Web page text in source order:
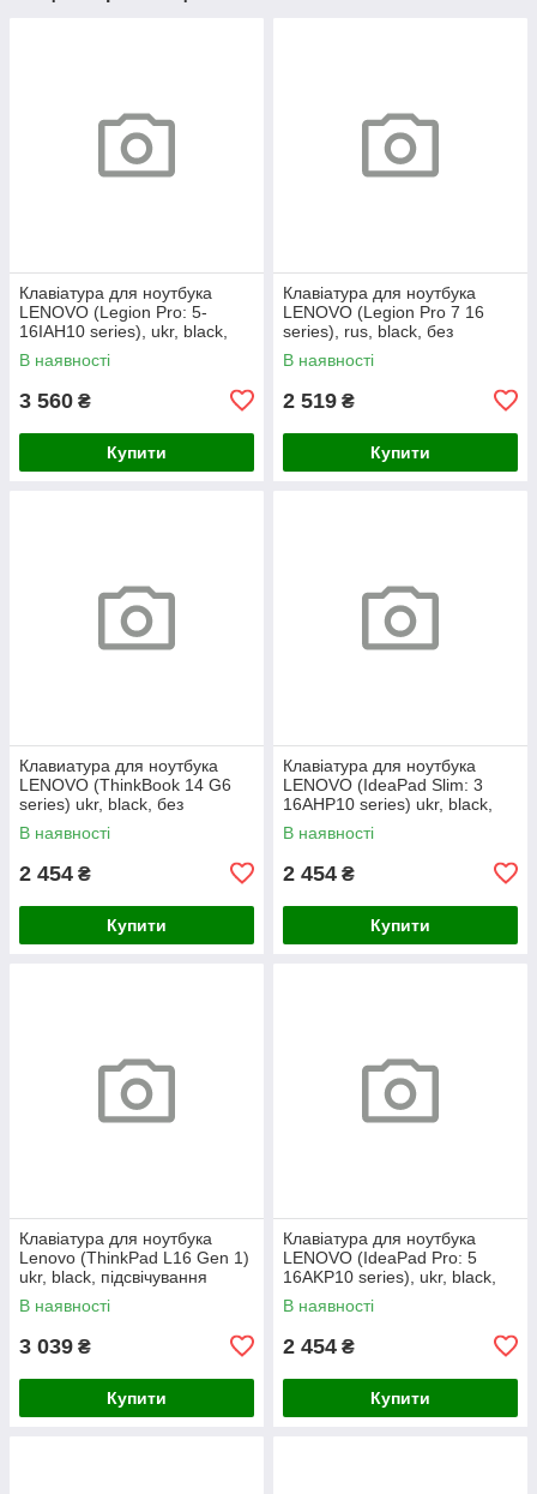
Клавіатура для ноутбука
LENOVO (Legion Pro: 5-
16IAH10 series), ukr, black,
без кадру, підсвічування
клавіш (RGB)
В наявності
3 560 ₴
Купити
Клавіатура для ноутбука
LENOVO (Legion Pro 7 16
series), rus, black, без
фрейма, підсвічування
клавіш (copilot)
В наявності
2 519 ₴
Купити
Клавиатура для ноутбука
LENOVO (ThinkBook 14 G6
series) ukr, black, без
фрейма, подсветка клавиш
(copilot)
В наявності
2 454 ₴
Купити
Клавіатура для ноутбука
LENOVO (IdeaPad Slim: 3
16AHP10 series) ukr, black,
без кадру, підсвічування
клавіш
В наявності
2 454 ₴
Купити
Клавіатура для ноутбука
Lenovo (ThinkPad L16 Gen 1)
ukr, black, підсвічування
клавіш (copilot)
В наявності
3 039 ₴
Купити
Клавіатура для ноутбука
LENOVO (IdeaPad Pro: 5
16AKP10 series), ukr, black,
без кадру, підсвічування
клавіш
В наявності
2 454 ₴
Купити